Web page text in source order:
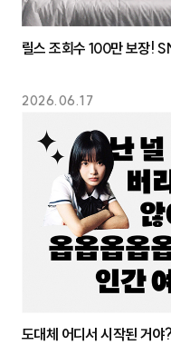
2026.06.17
릴스 조회수 100만 보장!
도대체 어디서 시작된 거